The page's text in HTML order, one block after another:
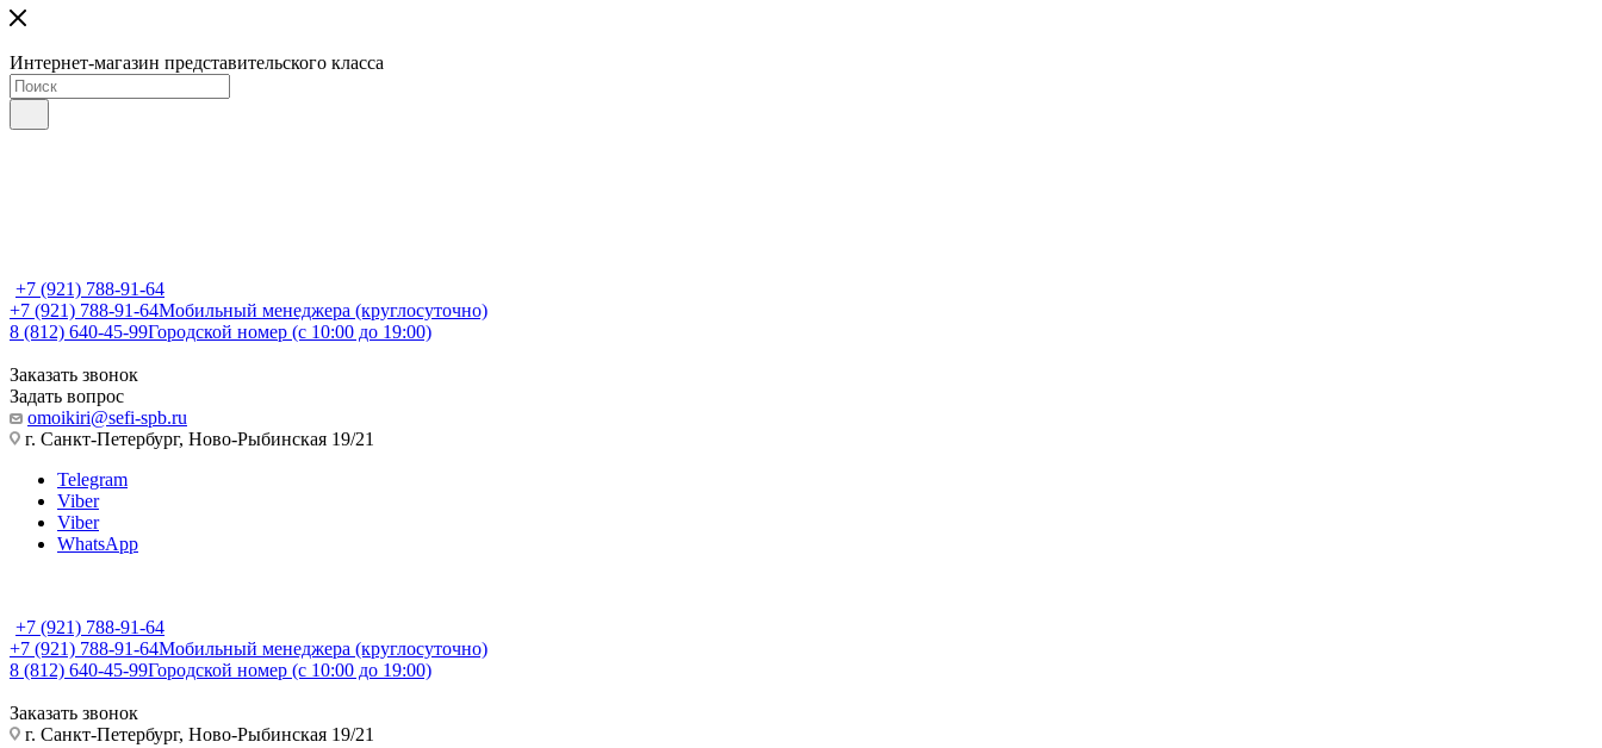
Интернет-магазин представительского класса
+7 (921) 788-91-64
+7 (921) 788-91-64Мобильный менеджера (круглосуточно)
8 (812) 640-45-99Городской номер (с 10:00 до 19:00)
Заказать звонок
Задать вопрос
omoikiri@sefi-spb.ru
г. Санкт-Петербург, Ново-Рыбинская 19/21
Telegram
Viber
Viber
WhatsApp
+7 (921) 788-91-64
+7 (921) 788-91-64Мобильный менеджера (круглосуточно)
8 (812) 640-45-99Городской номер (с 10:00 до 19:00)
Заказать звонок
г. Санкт-Петербург, Ново-Рыбинская 19/21